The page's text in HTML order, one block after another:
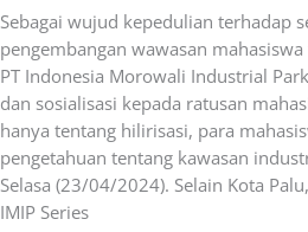
Sebagai wujud kepedulian terhadap
pengembangan wawasan
PT Indonesia Morowali Industrial
dan sosialisasi kepada ratusan
hanya tentang hilirisasi, para
pengetahuan tentang kawasan
Selasa (23/04/2024). Selain Kota
IMIP Series